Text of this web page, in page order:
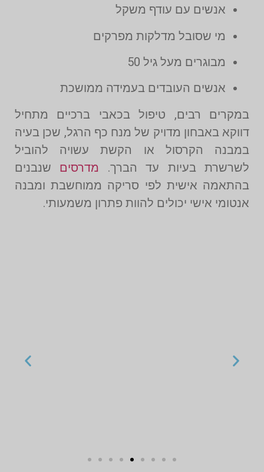
אנשים עם עודף משקל
מי שסובל מדלקות מפרקים
מבוגרים מעל גיל 50
אנשים העובדים בעמידה ממושכת
במקרים רבים, טיפול בכאבי ברכיים מתחיל
דווקא באבחון מדויק של מנח כף הרגל, שכן בעיה
במבנה הקרסול או הקשת עשויה להוביל
לשרשרת בעיות עד הברך. מדרסים שנבנים
בהתאמה אישית לפי סריקה ממוחשבת ומבנה
אנטומי אישי יכולים להוות פתרון משמעותי.